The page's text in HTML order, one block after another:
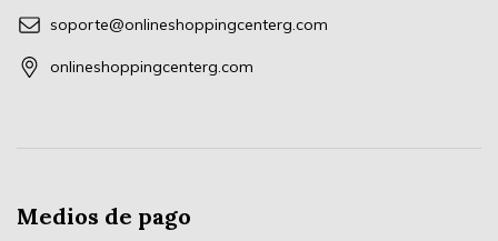
soporte@onlineshoppingcenterg.com
onlineshoppingcenterg.com
Medios de pago